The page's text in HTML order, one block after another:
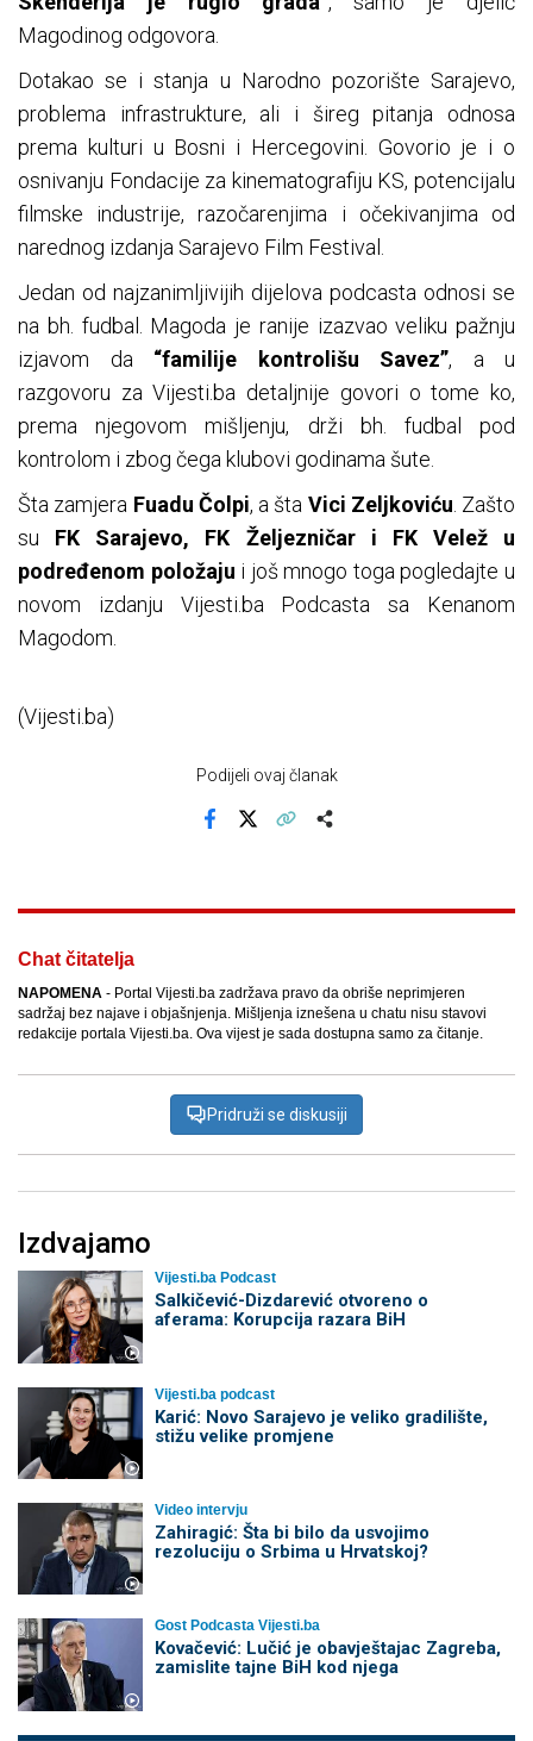
Magodinog odgovora.
Dotakao se i stanja u Narodno pozorište Sarajevo,
problema infrastrukture, ali i šireg pitanja odnosa
prema kulturi u Bosni i Hercegovini. Govorio je i o
osnivanju Fondacije za kinematografiju KS, potencijalu
filmske industrije, razočarenjima i očekivanjima od
narednog izdanja Sarajevo Film Festival.
Jedan od najzanimljivijih dijelova podcasta odnosi se
na bh. fudbal. Magoda je ranije izazvao veliku pažnju
izjavom da “familije kontrolišu Savez”, a u
razgovoru za Vijesti.ba detaljnije govori o tome ko,
prema njegovom mišljenju, drži bh. fudbal pod
kontrolom i zbog čega klubovi godinama šute.
Šta zamjera Fuadu Čolpi, a šta Vici Zeljkoviću. Zašto
su FK Sarajevo, FK Željezničar i FK Velež u
podređenom položaju i još mnogo toga pogledajte u
novom izdanju Vijesti.ba Podcasta sa Kenanom
Magodom.
(Vijesti.ba)
Podijeli ovaj članak
Chat čitatelja
NAPOMENA - Portal Vijesti.ba zadržava pravo da obriše neprimjeren
sadržaj bez najave i objašnjenja. Mišljenja iznešena u chatu nisu stavovi
redakcije portala Vijesti.ba. Ova vijest je sada dostupna samo za čitanje.
Pridruži se diskusiji
Izdvajamo
Vijesti.ba Podcast
Salkičević-Dizdarević otvoreno o
aferama: Korupcija razara BiH
Vijesti.ba podcast
Karić: Novo Sarajevo je veliko gradilište,
stižu velike promjene
Video intervju
Zahiragić: Šta bi bilo da usvojimo
rezoluciju o Srbima u Hrvatskoj?
Gost Podcasta Vijesti.ba
Kovačević: Lučić je obavještajac Zagreba,
zamislite tajne BiH kod njega